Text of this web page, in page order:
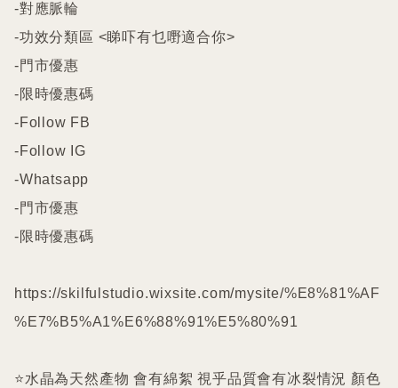
-對應脈輪
-功效分類區 <睇吓有乜嘢適合你>
-門市優惠
-限時優惠碼
-Follow FB
-Follow IG
-Whatsapp
-門市優惠
-限時優惠碼
https://skilfulstudio.wixsite.com/mysite/%E8%81%AF
%E7%B5%A1%E6%88%91%E5%80%91
⭐️水晶為天然產物 會有綿絮 視乎品質會有冰裂情況 顏色